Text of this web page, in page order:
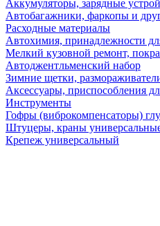
Аккумуляторы, зарядные
Автобагажники, фаркопы и
Расходные материалы
Автохимия, принадлежности
Мелкий кузовной ремонт,
Автоджентльменский набор
Зимние щетки,
Аксессуары, приспособления
Инструменты
Гофры (виброкомпенсаторы)
Штуцеры, краны
Крепеж универсальный